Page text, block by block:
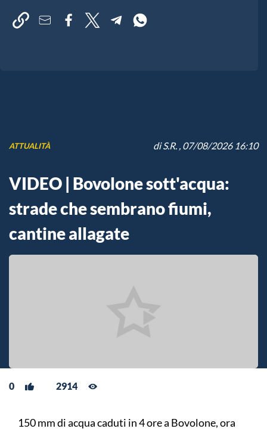
ATTUALITÀ diS.R. , 07/08/2026 16:10
VIDEO | Bovolone sott'acqua:
strade che sembrano fiumi,
cantine allagate
0 2914
150 mm di acqua caduti in 4 ore a Bovolone, ora